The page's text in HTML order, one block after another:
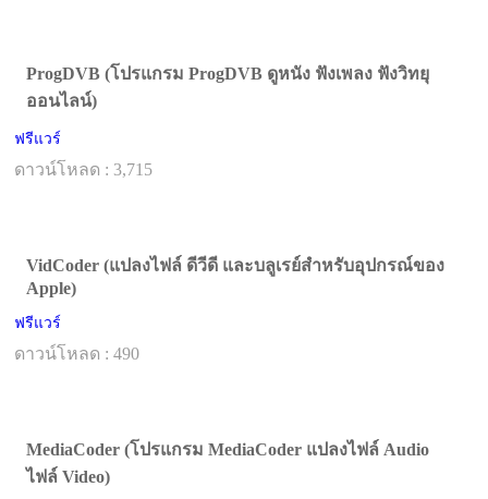
ProgDVB (โปรแกรม ProgDVB ดูหนัง ฟังเพลง ฟังวิทยุ
ออนไลน์)
ฟรีแวร์
ดาวน์โหลด : 3,715
VidCoder (แปลงไฟล์ ดีวีดี และบลูเรย์สำหรับอุปกรณ์ของ
Apple)
ฟรีแวร์
ดาวน์โหลด : 490
MediaCoder (โปรแกรม MediaCoder แปลงไฟล์ Audio
ไฟล์ Video)